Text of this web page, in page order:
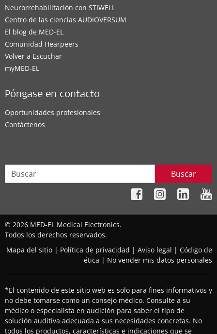
Neurorrehabilitación con STIWELL
Centro de las ciencias AUDIOVERSUM
El blog de MED-EL
Comunidad Hearpeers
Volver a Escuchar
myMED‑EL
Póngase en contacto
Oportunidades profesionales
Contáctenos
Buscar
© 2026 MED-EL Medical Electronics.
Todos los derechos reservados.
Mapa del sitio | Política de privacidad | Aviso legal | Código de
ética | No vender mis datos personales
*El contenido de este sitio web es solo para fines informativos y
no debe tomarse como un consejo médico. Consulte a su
médico o especialista en audición para saber el tipo de
solución auditiva adecuada a sus necesidades concretas. No
todos los productos, características e indicaciones que se